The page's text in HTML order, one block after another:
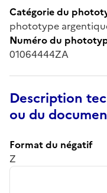
Catégorie du
phototype
Numéro du
01064444ZA
Description
ou du
Format du négatif
Z